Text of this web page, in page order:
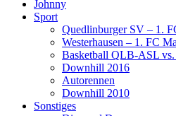
Johnny
Sport
Quedlinburger SV – 1.
Westerhausen – 1. FC
Basketball QLB-ASL vs.
Downhill 2016
Autorennen
Downhill 2010
Sonstiges